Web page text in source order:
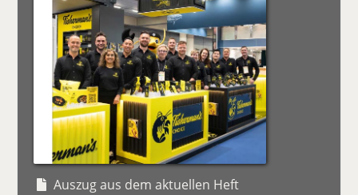
Auszug aus dem aktuellen Heft